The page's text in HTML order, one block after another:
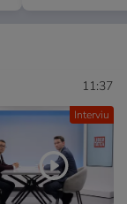
Interviu
11:37